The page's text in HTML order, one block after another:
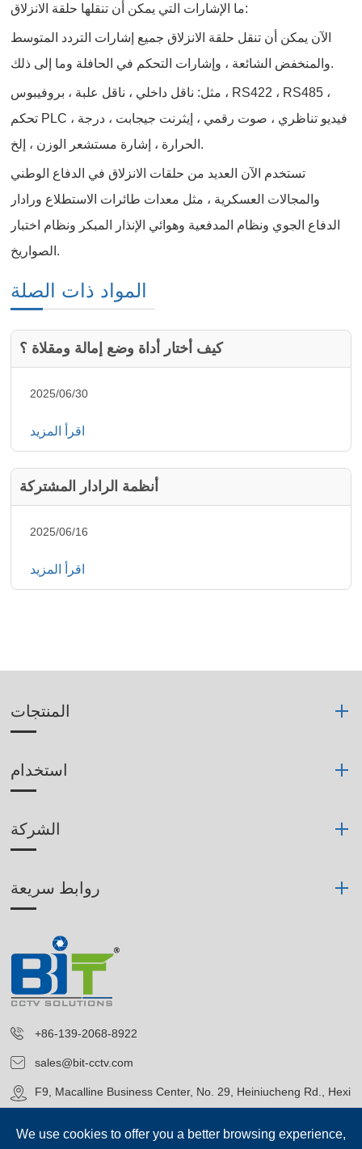
ما الإشارات التي يمكن أن تنقلها حلقة الانزلاق:
الآن يمكن أن تنقل حلقة الانزلاق جميع إشارات التردد المتوسط
والمنخفض الشائعة ، وإشارات التحكم في الحافلة وما إلى ذلك.
مثل: ناقل داخلي ، ناقل علبة ، بروفيبوس ، RS422 ، RS485 ،
تحكم PLC ، فيديو تناظري ، صوت رقمي ، إيثرنت جيجابت ، درجة
الحرارة ، إشارة مستشعر الوزن ، إلخ.
تستخدم الآن العديد من حلقات الانزلاق في الدفاع الوطني
والمجالات العسكرية ، مثل معدات طائرات الاستطلاع ورادار
الدفاع الجوي ونظام المدفعية وهوائي الإنذار المبكر ونظام اختبار
الصواريخ.
المواد ذات الصلة
كيف أختار أداة وضع إمالة ومقلاة ؟
2025/06/30
اقرأ المزيد
أنظمة الرادار المشتركة
2025/06/16
اقرأ المزيد
المنتجات
استخدام
الشركة
روابط سريعة
+86-139-2068-8922
sales@bit-cctv.com
F9, Macalline Business Center, No. 29, Heiniucheng Rd., Hexi
We use cookies to offer you a better browsing experience,